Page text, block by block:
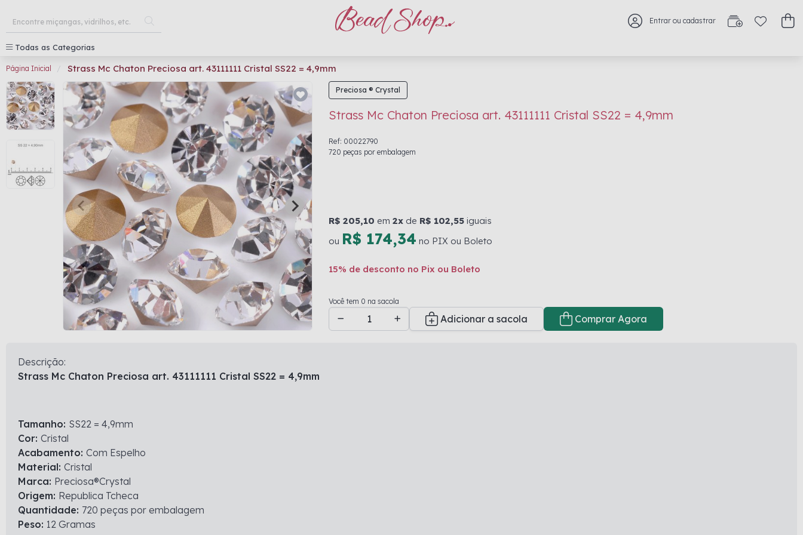
Entrar ou cadastrar
Todas as Categorias
Página Inicial Strass Mc Chaton Preciosa art. 43111111 Cristal SS22 = 4,9mm
Preciosa ® Crystal
Strass Mc Chaton Preciosa art. 43111111 Cristal SS22 = 4,9mm
Ref: 00022790
720 peças por embalagem
R$ 205,10 em 2x de R$ 102,55 iguais
ou R$ 174,34 no PIX ou Boleto
15% de desconto no Pix ou Boleto
Você tem 0 na sacola
Adicionar a sacola
Comprar Agora
Descrição:
Strass Mc Chaton Preciosa art. 43111111 Cristal SS22 = 4,9mm
Tamanho: SS22 = 4,9mm
Cor: Cristal
Acabamento: Com Espelho
Material: Cristal
Marca: Preciosa®Crystal
Origem: Republica Tcheca
Quantidade: 720 peças por embalagem
Peso: 12 Gramas